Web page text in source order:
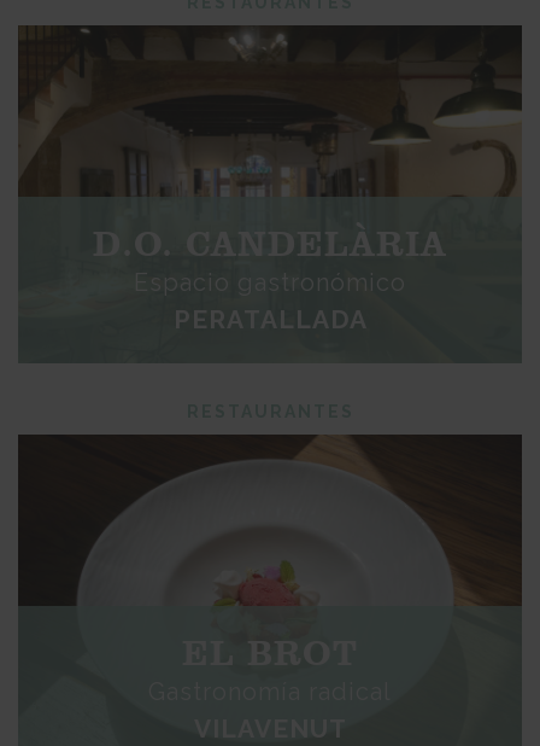
D.O. CANDELÀRIA
Espacio gastronómico
PERATALLADA
VILAVENUT